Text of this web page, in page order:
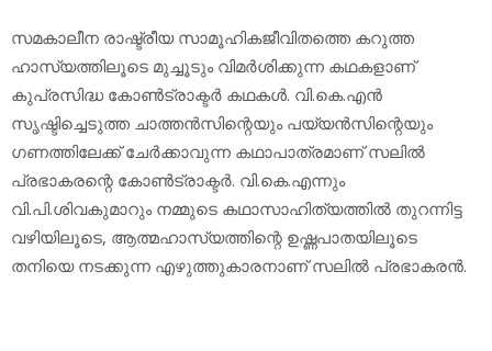
സമകാലീന രാഷ്ട്രീയ സാമൂഹികജീവിതത്തെ കറുത്ത
ഹാസ്യത്തിലൂടെ മുച്ചൂടും വിമര്‍ശിക്കുന്ന കഥകളാണ്
കുപ്രസിദ്ധ കോണ്‍ട്രാക്ടര്‍ കഥകള്‍. വി.കെ.എന്‍
സൃഷ്ടിച്ചെടുത്ത ചാത്തന്‍സിന്റെയും പയ്യന്‍സിന്റെയും
ഗണത്തിലേക്ക് ചേര്‍ക്കാവുന്ന കഥാപാത്രമാണ് സലില്‍
പ്രഭാകരന്റെ കോണ്‍ട്രാക്ടര്‍. വി.കെ.എന്നും
വി.പി.ശിവകുമാറും നമ്മുടെ കഥാസാഹിത്യത്തില്‍ തുറന്നിട്ട
വഴിയിലൂടെ, ആത്മഹാസ്യത്തിന്റെ ഉഷ്ണപാതയിലൂടെ
തനിയെ നടക്കുന്ന എഴുത്തുകാരനാണ് സലില്‍ പ്രഭാകരന്‍.